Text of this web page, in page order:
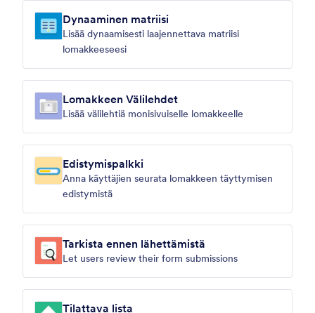
Dynaaminen matriisi
Lisää dynaamisesti laajennettava matriisi
lomakkeeseesi
Lomakkeen Välilehdet
Lisää välilehtiä monisivuiselle lomakkeelle
Edistymispalkki
Anna käyttäjien seurata lomakkeen täyttymisen
edistymistä
Tarkista ennen lähettämistä
Let users review their form submissions
Tilattava lista